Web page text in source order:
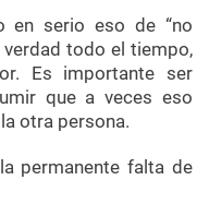
en serio eso de “no
todo el tiempo,
Es importante ser
que a veces eso
otra persona.
permanente falta de